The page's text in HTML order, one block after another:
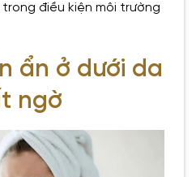
điều kiện môi trường
ẩn ở dưới da
ngờ